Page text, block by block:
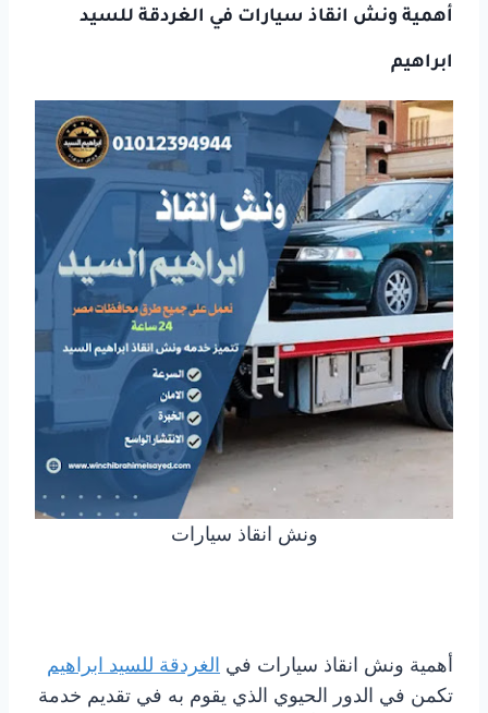
أهمية ونش انقاذ سيارات في الغردقة للسيد
ابراهيم
ونش انقاذ سيارات
أهمية ونش انقاذ سيارات في الغردقة للسيد ابراهيم
تكمن في الدور الحيوي الذي يقوم به في تقديم خدمة